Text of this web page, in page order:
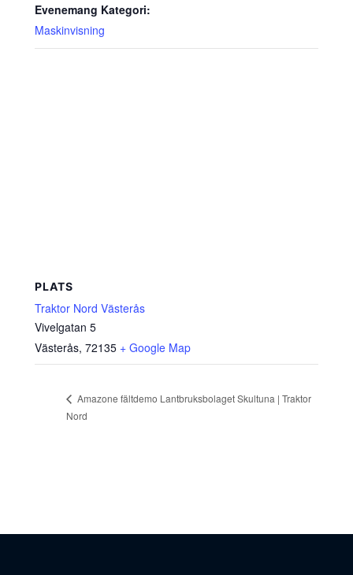
Evenemang Kategori:
Maskinvisning
PLATS
Traktor Nord Västerås
Vivelgatan 5
Västerås, 72135 + Google Map
Amazone fältdemo Lantbruksbolaget Skultuna | Traktor
Nord